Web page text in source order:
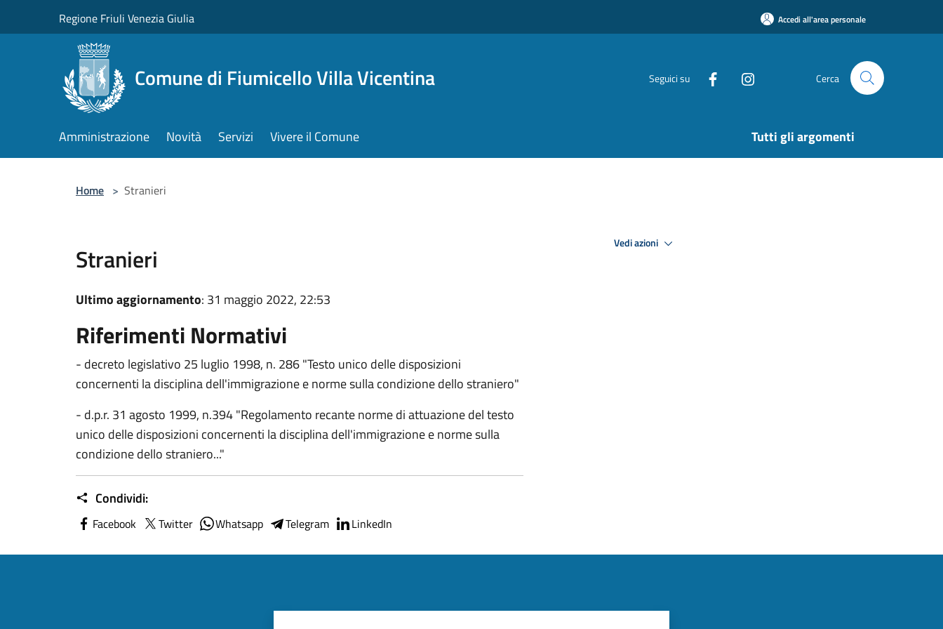
Regione Friuli Venezia Giulia Accedi all'area personale
Comune di Fiumicello Villa Vicentina Seguici su Cerca
Amministrazione Novità Servizi Vivere il Comune Tutti gli argomenti
Home > Stranieri
Stranieri
Ultimo aggiornamento: 31 maggio 2022, 22:53
Riferimenti Normativi
- decreto legislativo 25 luglio 1998, n. 286 "Testo unico delle disposizioni
concernenti la disciplina dell'immigrazione e norme sulla condizione dello straniero"
- d.p.r. 31 agosto 1999, n.394 "Regolamento recante norme di attuazione del testo
unico delle disposizioni concernenti la disciplina dell'immigrazione e norme sulla
condizione dello straniero..."
Condividi:
Facebook Twitter Whatsapp Telegram LinkedIn
Vedi azioni